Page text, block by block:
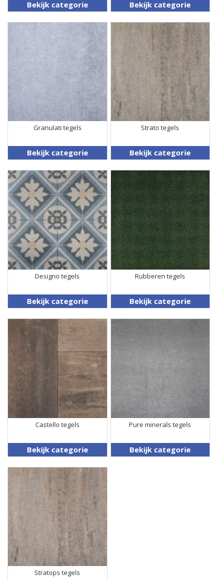
Bekijk categorie Bekijk categorie
Granulati tegels
Bekijk categorie
Strato tegels
Bekijk categorie
Designo tegels
Bekijk categorie
Rubberen tegels
Bekijk categorie
Castello tegels
Bekijk categorie
Pure minerals tegels
Bekijk categorie
Stratops tegels